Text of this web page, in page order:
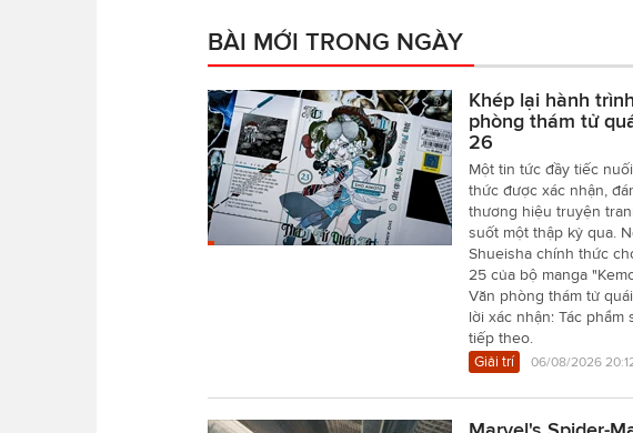
BÀI MỚI TRONG NGÀY
Khép lại hành
phòng thám tử
26
Một tin tức đầy tiếc
thức được xác nhận,
thương hiệu truyện
suốt một thập kỷ qua.
Shueisha chính thức
25 của bộ manga
Văn phòng thám tử
lời xác nhận: Tác
tiếp theo.
Giải trí
06/08/2026